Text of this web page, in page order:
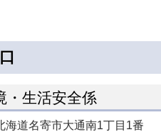
・生活安全係
海道名寄市大通南1丁目1番